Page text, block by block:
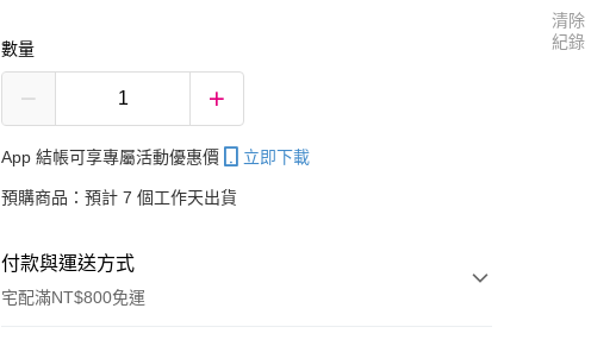
數量
App 結帳可享專屬活動優惠價 立即下載
預購商品：預計 7 個工作天出貨
付款與運送方式
宅配滿NT$800免運
清除
紀錄